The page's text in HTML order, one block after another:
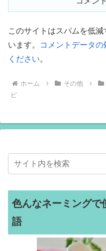
このサイトはスパムを低
います。
コメントデータ
ください。
ホーム その他
ピ
色んなネーミングで
語